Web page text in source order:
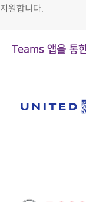
지원합니다.
Teams 앱을 통